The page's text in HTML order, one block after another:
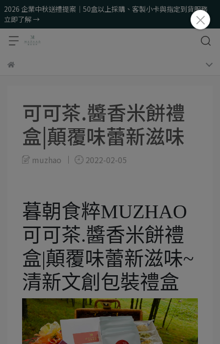
2026 企業中秋送禮提案｜50盒以上採購、客製小卡與指定到貨服務
立即了解 →
可可茶.醬香米餅禮
盒|顛覆味蕾新滋味
muzhao 2022-02-05
暮朝食粹MUZHAO
可可茶.醬香米餅禮
盒|顛覆味蕾新滋味~
清新文創包裝禮盒